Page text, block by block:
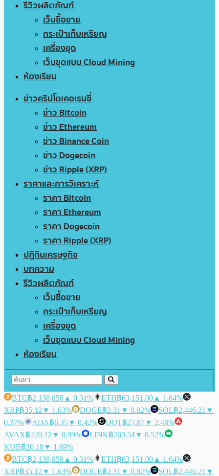
รีวิวผลิตภัณฑ์
เว็บซื้อขาย
กระเป๋าเก็บเหรียญ
เครื่องขุด
เว็บขุดแบบ Cloud Mining
ห้องเรียน
ข่าวคริปโตเคอเรนซี่
ข่าว Bitcoin
ข่าว Ethereum
ข่าว Binance Coin
ข่าว Dogecoin
ข่าว Ripple (XRP)
ราคาและการวิเคราะห์
ราคา Bitcoin
ราคา Ethereum
ราคา Dogecoin
ราคา Ripple (XRP)
ปฏิทินเศรษฐกิจ
บทความ
รีวิวผลิตภัณฑ์
เว็บซื้อขาย
กระเป๋าเก็บเหรียญ
เครื่องขุด
เว็บขุดแบบ Cloud Mining
ห้องเรียน
BTC฿2,138,858 ▲ 0.31% ETH฿63,151.00 ▲ 1.64%
XRP฿35.12 ▼ 1.63% DOGE฿2.31 ▼ 0.82% SOL฿2,446.21 ▼
0.37%
ADA฿6.35▼ 0.42% DOT฿27.87▼ 2.48%
AVAX฿220.12 ▼ 0.99% LINK฿269.54▼ 0.52%
KUB฿20.18▼ 1.69%
BTC฿2,138,858 ▲ 0.31% ETH฿63,151.00 ▲ 1.64%
XRP฿35.12 ▼ 1.63% DOGE฿2.31 ▼ 0.82% SOL฿2,446.21 ▼